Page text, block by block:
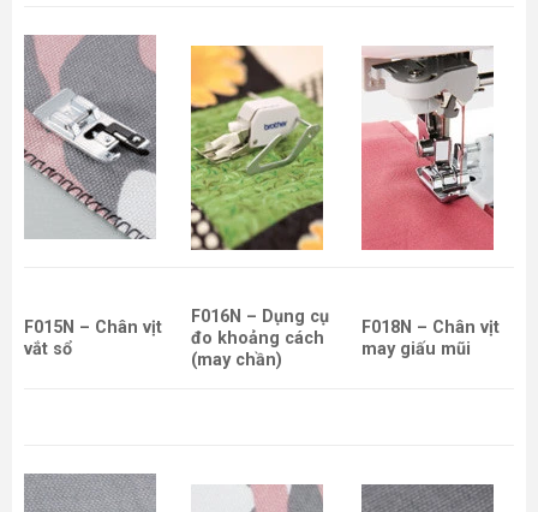
F015N – Chân vịt
vắt sổ
F016N – Dụng cụ
đo khoảng cách
(may chần)
F018N – Chân vịt
may giấu mũi